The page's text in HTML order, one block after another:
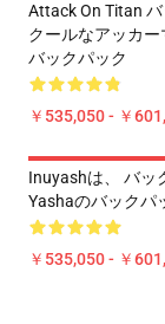
Attack On Titan
クールなアッカー
バックパック
￥535,050 - ￥
Inuyashは、 バッ
Yashaのバックパ
￥535,050 - ￥